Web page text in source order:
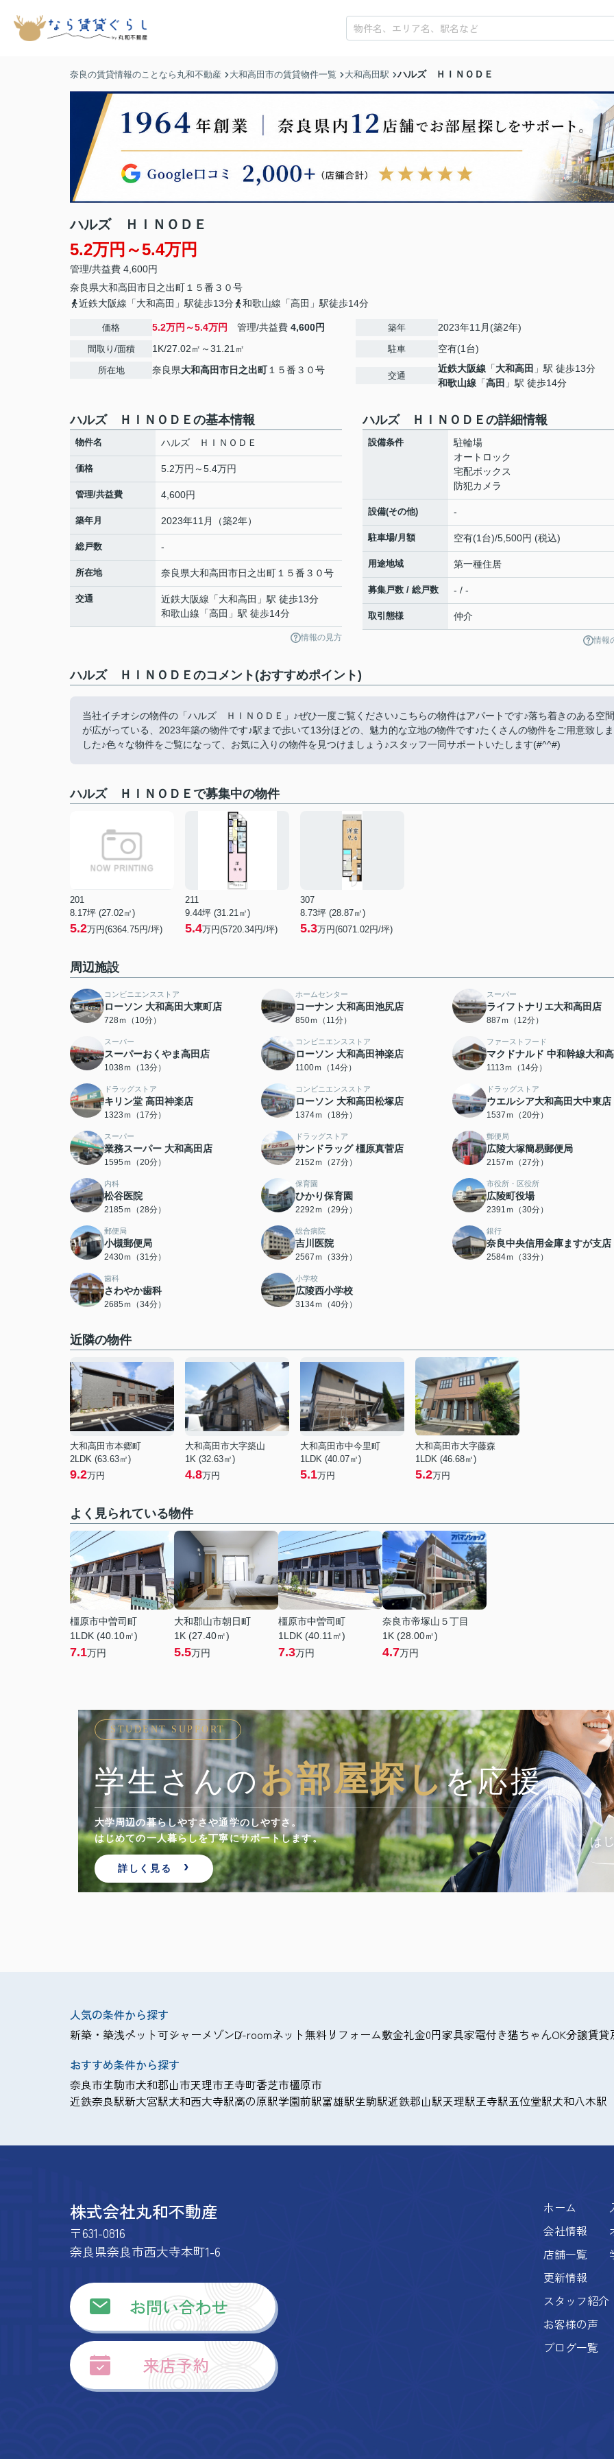
奈良の賃貸情報のことなら丸和不動産 大和高田市の賃貸物件一覧 大和高田駅 ハルズ ＨＩＮＯＤＥ
ハルズ ＨＩＮＯＤＥ
5.2万円～5.4万円
管理/共益費 4,600円
奈良県大和高田市日之出町 １５番３０号
近鉄大阪線「大和高田」駅徒歩13分
和歌山線「高田」駅徒歩14分
価格 5.2万円～5.4万円 管理/共益費 4,600円
間取り/面積 1K/27.02㎡～31.21㎡
所在地 奈良県大和高田市日之出町１５番３０号
築年 2023年11月(築2年)
駐車 空有(1台)
交通
近鉄大阪線 「大和高田 」駅 徒歩13分
和歌山線 「高田 」駅 徒歩14分
ハルズ ＨＩＮＯＤＥの基本情報
物件名 ハルズ ＨＩＮＯＤＥ
価格 5.2万円～5.4万円
管理/共益費 4,600円
築年月 2023年11月（築2年）
総戸数 -
所在地 奈良県大和高田市日之出町 １５番３０号
交通 近鉄大阪線 「大和高田 」駅 徒歩13分
和歌山線 「高田 」駅 徒歩14分
情報の見方
ハルズ ＨＩＮＯＤＥの詳細情報
設備条件
駐輪場
オートロック
宅配ボックス
防犯カメラ
設備(その他) -
駐車場/月額 空有(1台)/5,500円 (税込)
用途地域 第一種住居
募集戸数 / 総戸数 - / -
取引態様 仲介
情報
ハルズ ＨＩＮＯＤＥのコメント(おすすめポイント)
当社イチオシの物件の「ハルズ ＨＩＮＯＤＥ」♪ぜひ一度ご覧ください♪こちらの物件はアパートです♪落ち着きのある空間
が広がっている、2023年築の物件です♪駅まで歩いて13分ほどの、魅力的な立地の物件です♪たくさんの物件をご用意致しま
した♪色々な物件をご覧になって、お気に入りの物件を見つけましょう♪スタッフ一同サポートいたします(#^^#)
ハルズ ＨＩＮＯＤＥで募集中の物件
201
8.17坪 (27.02㎡)
5.2万円(6364.75円/坪)
211
9.44坪 (31.21㎡)
5.4万円(5720.34円/坪)
307
8.73坪 (28.87㎡)
5.3万円(6071.02円/坪)
周辺施設
コンビニエンスストア
ローソン 大和高田大東町店
728ｍ（10分）
ホームセンター
コーナン 大和高田池尻店
850ｍ（11分）
スーパー
ライフトナリエ大和高田店
887ｍ（12分）
スーパー
スーパーおくやま高田店
1038ｍ（13分）
コンビニエンスストア
ローソン 大和高田神楽店
1100ｍ（14分）
ファーストフード
マクドナルド 中和幹線大和
1113ｍ（14分）
ドラッグストア
キリン堂 高田神楽店
1323ｍ（17分）
コンビニエンスストア
ローソン 大和高田松塚店
1374ｍ（18分）
ドラッグストア
ウエルシア大和高田大中東店
1537ｍ（20分）
スーパー
業務スーパー 大和高田店
1595ｍ（20分）
ドラッグストア
サンドラッグ 橿原真菅店
2152ｍ（27分）
郵便局
広陵大塚簡易郵便局
2157ｍ（27分）
内科
松谷医院
2185ｍ（28分）
保育園
ひかり保育園
2292ｍ（29分）
市役所・区役所
広陵町役場
2391ｍ（30分）
郵便局
小槻郵便局
2430ｍ（31分）
総合病院
吉川医院
2567ｍ（33分）
銀行
奈良中央信用金庫ますが支店
2584ｍ（33分）
歯科
さわやか歯科
2685ｍ（34分）
小学校
広陵西小学校
3134ｍ（40分）
近隣の物件
大和高田市本郷町
2LDK (63.63㎡)
9.2万円
大和高田市大字築山
1K (32.63㎡)
4.8万円
大和高田市中今里町
1LDK (40.07㎡)
5.1万円
大和高田市大字藤森
1LDK (46.68㎡)
5.2万円
よく見られている物件
橿原市中曽司町
1LDK (40.10㎡)
7.1万円
大和郡山市朝日町
1K (27.40㎡)
5.5万円
橿原市中曽司町
1LDK (40.11㎡)
7.3万円
奈良市帝塚山５丁目
1K (28.00㎡)
4.7万円
STUDENT SUPPORT
学生さんの お部屋探しを応援
大学周辺の暮らしやすさや通学のしやすさ。
はじめての一人暮らしを丁寧にサポートします。
詳しく見る
は
人気の条件から探す
新築・築浅ペット可シャーメゾンD-roomネット無料 リフォーム敷金礼金0円家具家電付き猫ちゃんOK分譲賃貸
おすすめ条件から探す
奈良市生駒市大和郡山市天理市王寺町香芝市橿原市
近鉄奈良駅新大宮駅大和西大寺駅高の原駅学園前駅富雄駅生駒駅近鉄郡山駅天理駅王寺駅五位堂駅大和八木駅
株式会社丸和不動産
〒631-0816
奈良県奈良市西大寺本町1-6
お問い合わせ
来店予約
ホーム
会社情報
店舗一覧
更新情報
スタッフ紹介
お客様の声
ブログ一覧